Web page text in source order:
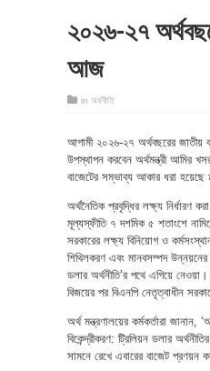
২০২৬-২৭
আজ
in অর্থনীতি
আগামী ২০২৬-২৭ অর্থবছরের জাতীয়
উপস্থাপন করবেন অর্থমন্ত্রী আমির
বাজেটের সম্ভাব্য আকার ধরা হয়েছে
অর্থনৈতিক প্রবৃদ্ধির লক্ষ্য নির্ধারণ
মূল্যস্ফীতি ৭ দশমিক ৫ শতাংশে
সরকারের লক্ষ্য বিনিয়োগ ও
শিথিলকরণ এবং মানবসম্পদ উন্নয়নের
ডলার অর্থনীতি’র পথে এগিয়ে
বিজয়ের পর বিএনপি নেতৃত্বাধীন
অর্থ মন্ত্রণালয়ের কর্মকর্তারা জানান,
বিকেন্দ্রীকরণ: ট্রিলিয়ন ডলার
সামনে রেখে এবারের বাজেট প্রণয়ন